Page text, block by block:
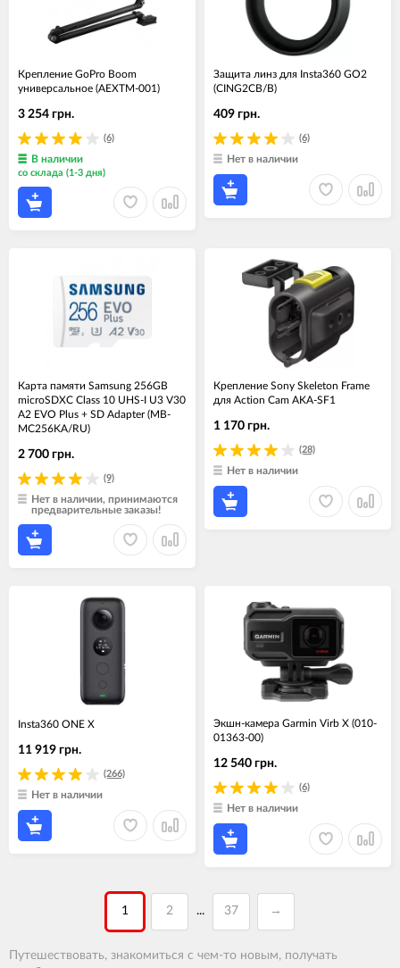
Крепление GoPro Boom
универсальное (AEXTM-001)
(6)
3 254 грн.
В наличии
со склада (1-3 дня)
Защита линз для Insta360 GO2
(CING2CB/B)
(6)
409 грн.
Нет в наличии
Карта памяти Samsung 256GB
microSDXC Class 10 UHS-I U3 V30
A2 EVO Plus + SD Adapter (MB-
MC256KA/RU)
(9)
2 700 грн.
Нет в наличии, принимаются
предварительные заказы!
Крепление Sony Skeleton Frame
для Action Cam AKA-SF1
(28)
1 170 грн.
Нет в наличии
Insta360 ONE X
(266)
11 919 грн.
Нет в наличии
Экшн-камера Garmin Virb X (010-
01363-00)
(6)
12 540 грн.
Нет в наличии
1 2 ... 37 →
Путешествовать, знакомиться с чем-то новым, получать